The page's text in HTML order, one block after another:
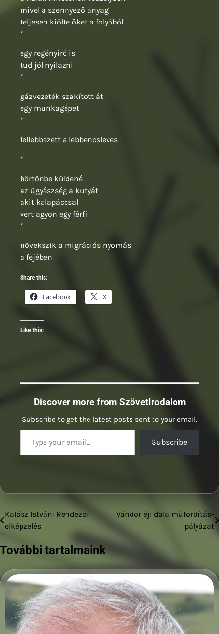
mivel a szennyező anyag
teljesen kiölte őket a folyóból
*
egy regényíró is
tud jól nyilazni
*
gázvezeték szakított át
egy munkagépet
*
fellebbezett a lebbencsleves
*
börtönbe küldené
az ügyészség a kutyát
akit kalapáccsal
vert agyon egy férfi
*
növekszik a migrációs nyomás
a fejében
Share this:
Facebook X
Like this:
Discover more from SzövetIrodalom
Subscribe to get the latest posts sent to your email.
Type your email…
Subscribe
Bejegyzés
navigáció
Kalász István: Rendezői
elképzelés
Vándor éji dala műfordítás-
pályázat
További tartalmaink